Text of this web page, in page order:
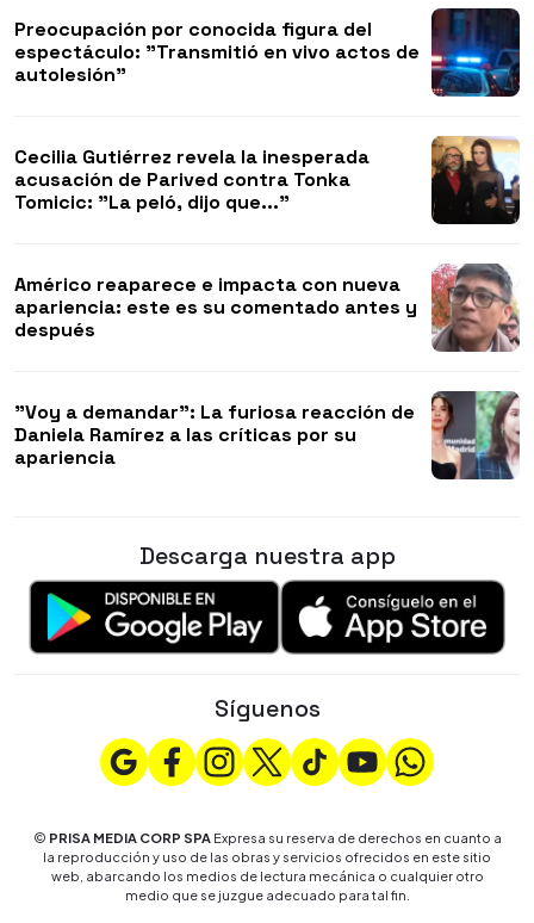
Preocupación por conocida figura del
espectáculo: "Transmitió en vivo actos de
autolesión"
Cecilia Gutiérrez revela la inesperada
acusación de Parived contra Tonka
Tomicic: "La peló, dijo que..."
Américo reaparece e impacta con nueva
apariencia: este es su comentado antes y
después
"Voy a demandar": La furiosa reacción de
Daniela Ramírez a las críticas por su
apariencia
Descarga nuestra app
Síguenos
© PRISA MEDIA CORP SPAExpresa su reserva de derechos en cuanto a
la reproducción y uso de las obras y servicios ofrecidos en este sitio
web, abarcando los medios de lectura mecánica o cualquier otro
medio que se juzgue adecuado para tal fin.